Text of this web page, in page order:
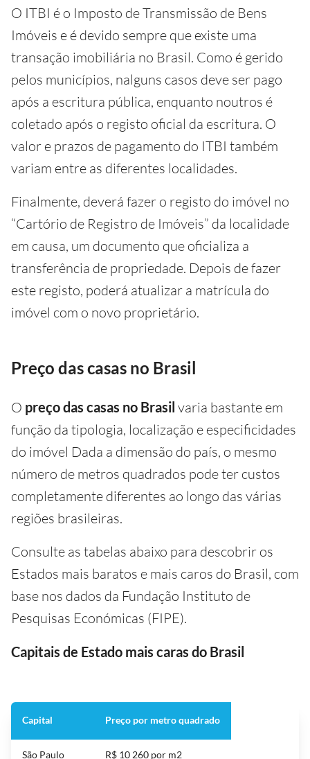
O ITBI é o Imposto de Transmissão de Bens
Imóveis e é devido sempre que existe uma
transação imobiliária no Brasil. Como é gerido
pelos municípios, nalguns casos deve ser pago
após a escritura pública, enquanto noutros é
coletado após o registo oficial da escritura. O
valor e prazos de pagamento do ITBI também
variam entre as diferentes localidades.
Finalmente, deverá fazer o registo do imóvel no
“Cartório de Registro de Imóveis” da localidade
em causa, um documento que oficializa a
transferência de propriedade. Depois de fazer
este registo, poderá atualizar a matrícula do
imóvel com o novo proprietário.
Preço das casas no Brasil
O preço das casas no Brasil varia bastante em
função da tipologia, localização e especificidades
do imóvel Dada a dimensão do país, o mesmo
número de metros quadrados pode ter custos
completamente diferentes ao longo das várias
regiões brasileiras.
Consulte as tabelas abaixo para descobrir os
Estados mais baratos e mais caros do Brasil, com
base nos dados da Fundação Instituto de
Pesquisas Económicas (FIPE).
Capitais de Estado mais caras do Brasil
Capital Preço por metro quadrado
São Paulo R$ 10 260 por m2